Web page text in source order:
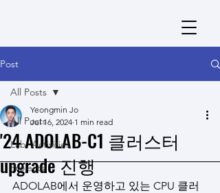
Post
All Posts
Lab. Activities
Projects
All Posts
'24 ADOLAB-C1 클러스터
upgrade 진행
Yeongmin Jo
Jul 16, 2024 1 min read
ADOLAB에서 운영하고 있는 CPU 클러